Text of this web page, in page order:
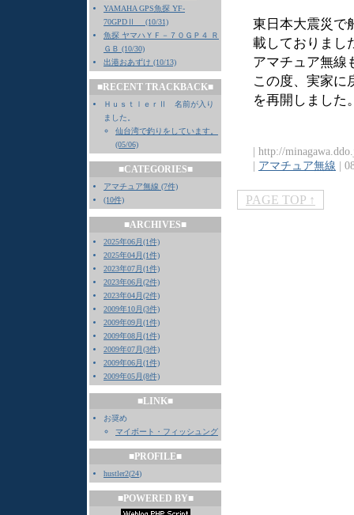
YAMAHA GPS魚探 YF-
70GPDⅡ (10/31)
魚探 ヤマハＹＦ－７０ＧＰ４ Ｒ
ＧＢ (10/30)
出港おあずけ (10/13)
■RECENT TRACKBACK■
ＨｕｓｔｌｅｒⅡ 名前が入り
ました。
仙台湾で釣りをしています。
(05/06)
■CATEGORIES■
アマチュア無線 (7件)
(10件)
■ARCHIVES■
2025年06月(1件)
2025年04月(1件)
2023年07月(1件)
2023年06月(2件)
2023年04月(2件)
2009年10月(3件)
2009年09月(1件)
2009年08月(1件)
2009年07月(3件)
2009年06月(1件)
2009年05月(8件)
■LINK■
お奨め
マイボート・フィッシュング
■PROFILE■
hustler2(24)
■POWERED BY■
東日本大震災で
載しておりまし
アマチュア無線
この度、実家に
を再開しました
| http://
| アマチュア無線 |
PAGE TOP ↑